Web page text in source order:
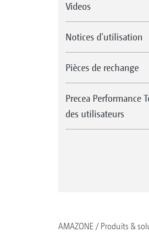
Videos
Notices d'utilisation
Pièces de rechange
Precea Performance
des utilisateurs
AMAZONE Produits &